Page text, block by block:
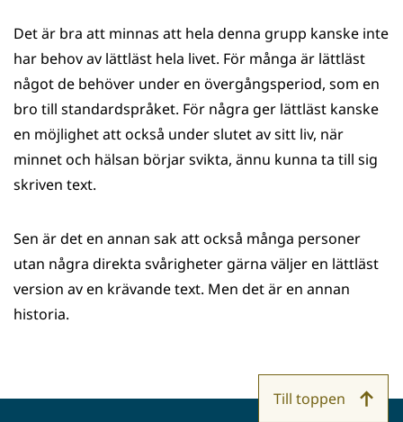
Det är bra att minnas att hela denna grupp kanske inte
har behov av lättläst hela livet. För många är lättläst
något de behöver under en övergångsperiod, som en
bro till standardspråket. För några ger lättläst kanske
en möjlighet att också under slutet av sitt liv, när
minnet och hälsan börjar svikta, ännu kunna ta till sig
skriven text.
Sen är det en annan sak att också många personer
utan några direkta svårigheter gärna väljer en lättläst
version av en krävande text. Men det är en annan
historia.
Till toppen